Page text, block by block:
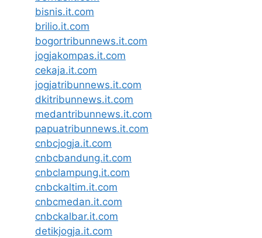
bisnis.it.com
brilio.it.com
bogortribunnews.it.com
jogjakompas.it.com
cekaja.it.com
jogjatribunnews.it.com
dkitribunnews.it.com
medantribunnews.it.com
papuatribunnews.it.com
cnbcjogja.it.com
cnbcbandung.it.com
cnbclampung.it.com
cnbckaltim.it.com
cnbcmedan.it.com
cnbckalbar.it.com
detikjogja.it.com